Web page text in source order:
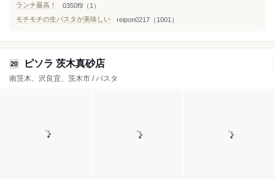
ランチ最高！
0350f9（1）
モチモチの生パスタが美味しい
reipon0217（1001）
20 ピソラ 茨木真砂店
南茨木、沢良宜、茨木市 / パスタ